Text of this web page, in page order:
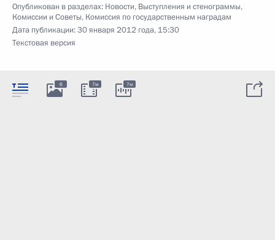
Опубликован в разделах: Новости, Выступления и стенограммы,
Комиссии и Советы, Комиссия по государственным наградам
Дата публикации:30 января 2012 года, 15:30
Текстовая версия
6 7м 7м